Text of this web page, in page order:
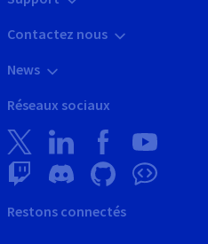
Contactez nous
News
Réseaux sociaux
Restons connectés